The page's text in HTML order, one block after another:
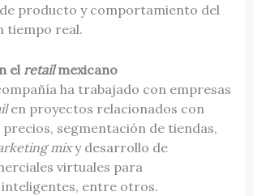
producto y comportamiento del
tiempo real.
elretailmexicano
ha trabajado con empresas
en proyectos relacionados con
segmentación de tiendas,
mixy desarrollo de
virtuales para
entre otros.